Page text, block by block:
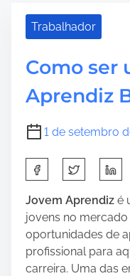
Trabalhador
Como ser
Aprendiz
1 de setembro
h
a
r
e
t
h
Jovem Aprendiz é
jovens no
oportunidades de
profissional para
carreira. Uma das